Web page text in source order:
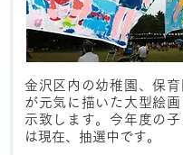
金沢区内の幼稚園、保
が元気に描いた大型絵
示致します。今年度の
は現在、抽選中です。